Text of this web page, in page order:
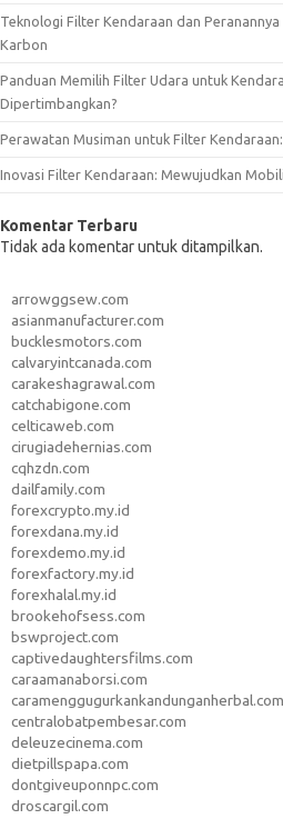
Teknologi Filter Kendaraan dan
Karbon
Panduan Memilih Filter Udara untuk
Dipertimbangkan?
Perawatan Musiman untuk Filter
Inovasi Filter Kendaraan: Mewujudkan
Komentar Terbaru
Tidak ada komentar untuk ditampilkan.
arrowggsew.com
asianmanufacturer.com
bucklesmotors.com
calvaryintcanada.com
carakeshagrawal.com
catchabigone.com
celticaweb.com
cirugiadehernias.com
cqhzdn.com
dailfamily.com
forexcrypto.my.id
forexdana.my.id
forexdemo.my.id
forexfactory.my.id
forexhalal.my.id
brookehofsess.com
bswproject.com
captivedaughtersfilms.com
caraamanaborsi.com
caramenggugurkankandunganherbal.com
centralobatpembesar.com
deleuzecinema.com
dietpillspapa.com
dontgiveuponnpc.com
droscargil.com